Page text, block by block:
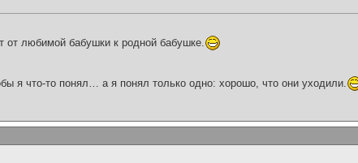
от любимой бабушки к родной бабушке.
я что-то понял… а я понял только одно: хорошо, что они уходили.